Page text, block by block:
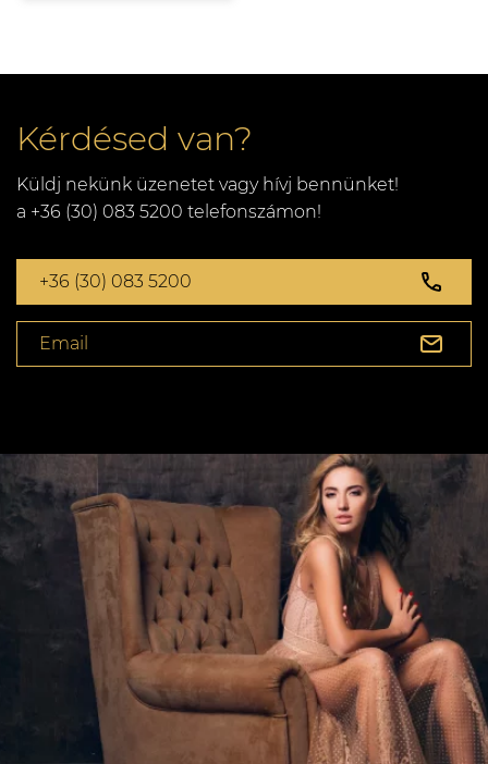
Kérdésed van?
Küldj nekünk üzenetet vagy hívj bennünket!
a +36 (30) 083 5200 telefonszámon!
+36 (30) 083 5200
Email